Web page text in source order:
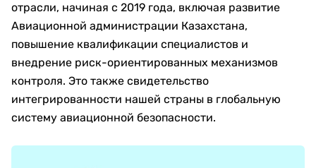
отрасли, начиная с 2019 года, включая развитие
Авиационной администрации Казахстана,
повышение квалификации специалистов и
внедрение риск-ориентированных механизмов
контроля. Это также свидетельство
интегрированности нашей страны в глобальную
систему авиационной безопасности.